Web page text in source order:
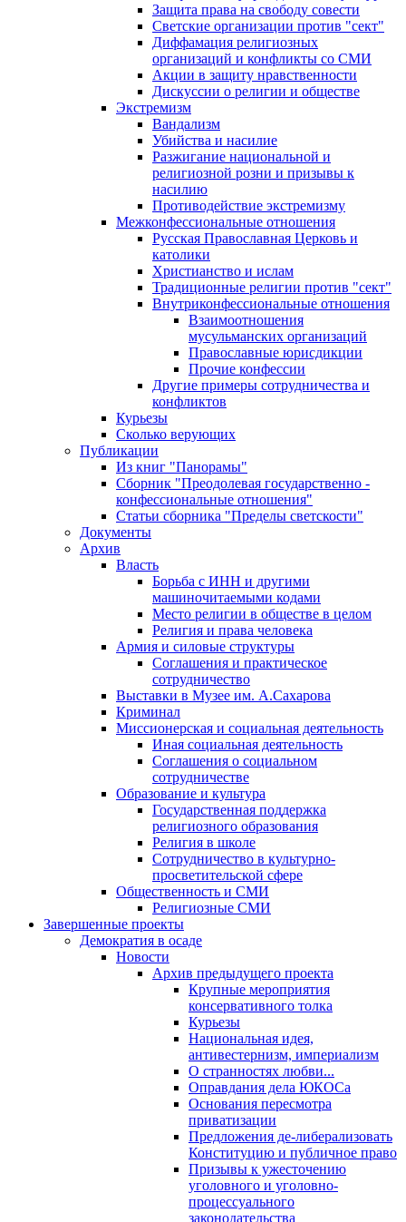
Защита права на свободу совести
Светские организации против "сект"
Диффамация религиозных
организаций и конфликты со СМИ
Акции в защиту нравственности
Дискуссии о религии и обществе
Экстремизм
Вандализм
Убийства и насилие
Разжигание национальной и
религиозной розни и призывы к
насилию
Противодействие экстремизму
Межконфессиональные отношения
Русская Православная Церковь и
католики
Христианство и ислам
Традиционные религии против "сект"
Внутриконфессиональные отношения
Взаимоотношения
мусульманских организаций
Православные юрисдикции
Прочие конфессии
Другие примеры сотрудничества и
конфликтов
Курьезы
Сколько верующих
Публикации
Из книг "Панорамы"
Сборник "Преодолевая государственно -
конфессиональные отношения"
Статьи сборника "Пределы светскости"
Документы
Архив
Власть
Борьба с ИНН и другими
машиночитаемыми кодами
Место религии в обществе в целом
Религия и права человека
Армия и силовые структуры
Соглашения и практическое
сотрудничество
Выставки в Музее им. А.Сахарова
Криминал
Миссионерская и социальная деятельность
Иная социальная деятельность
Соглашения о социальном
сотрудничестве
Образование и культура
Государственная поддержка
религиозного образования
Религия в школе
Сотрудничество в культурно-
просветительской сфере
Общественность и СМИ
Религиозные СМИ
Завершенные проекты
Демократия в осаде
Новости
Архив предыдущего проекта
Крупные мероприятия
консервативного толка
Курьезы
Национальная идея,
антивестернизм, империализм
О странностях любви...
Оправдания дела ЮКОСа
Основания пересмотра
приватизации
Предложения де-либерализовать
Конституцию и публичное право
Призывы к ужесточению
уголовного и уголовно-
процессуального
законодательства